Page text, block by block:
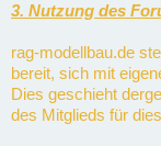
3. Nutzung des
rag-modellbau.de
bereit, sich mit
Dies geschieht
des Mitglieds für